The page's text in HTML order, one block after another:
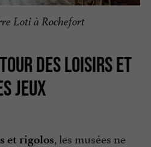
Loti à Rochefort
DES LOISIRS ET
JEUX
et rigolos, les musées ne